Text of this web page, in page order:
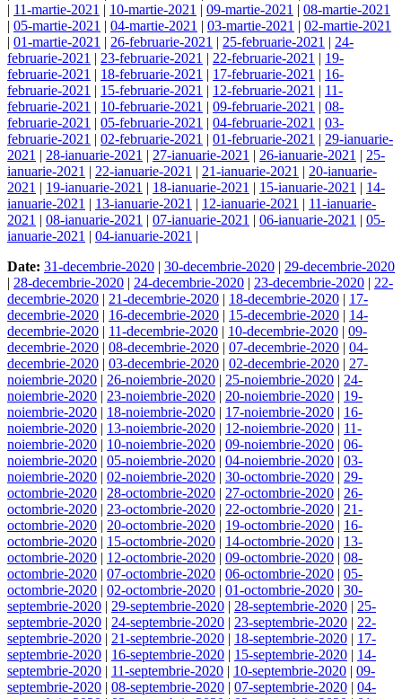
| 11-martie-2021 | 10-martie-2021 | 09-martie-2021 | 08-martie-2021
| 05-martie-2021 | 04-martie-2021 | 03-martie-2021 | 02-martie-2021
| 01-martie-2021 | 26-februarie-2021 | 25-februarie-2021 | 24-
februarie-2021 | 23-februarie-2021 | 22-februarie-2021 | 19-
februarie-2021 | 18-februarie-2021 | 17-februarie-2021 | 16-
februarie-2021 | 15-februarie-2021 | 12-februarie-2021 | 11-
februarie-2021 | 10-februarie-2021 | 09-februarie-2021 | 08-
februarie-2021 | 05-februarie-2021 | 04-februarie-2021 | 03-
februarie-2021 | 02-februarie-2021 | 01-februarie-2021 | 29-ianuarie-
2021 | 28-ianuarie-2021 | 27-ianuarie-2021 | 26-ianuarie-2021 | 25-
ianuarie-2021 | 22-ianuarie-2021 | 21-ianuarie-2021 | 20-ianuarie-
2021 | 19-ianuarie-2021 | 18-ianuarie-2021 | 15-ianuarie-2021 | 14-
ianuarie-2021 | 13-ianuarie-2021 | 12-ianuarie-2021 | 11-ianuarie-
2021 | 08-ianuarie-2021 | 07-ianuarie-2021 | 06-ianuarie-2021 | 05-
ianuarie-2021 | 04-ianuarie-2021 |
Date: 31-decembrie-2020 | 30-decembrie-2020 | 29-decembrie-2020
| 28-decembrie-2020 | 24-decembrie-2020 | 23-decembrie-2020 | 22-
decembrie-2020 | 21-decembrie-2020 | 18-decembrie-2020 | 17-
decembrie-2020 | 16-decembrie-2020 | 15-decembrie-2020 | 14-
decembrie-2020 | 11-decembrie-2020 | 10-decembrie-2020 | 09-
decembrie-2020 | 08-decembrie-2020 | 07-decembrie-2020 | 04-
decembrie-2020 | 03-decembrie-2020 | 02-decembrie-2020 | 27-
noiembrie-2020 | 26-noiembrie-2020 | 25-noiembrie-2020 | 24-
noiembrie-2020 | 23-noiembrie-2020 | 20-noiembrie-2020 | 19-
noiembrie-2020 | 18-noiembrie-2020 | 17-noiembrie-2020 | 16-
noiembrie-2020 | 13-noiembrie-2020 | 12-noiembrie-2020 | 11-
noiembrie-2020 | 10-noiembrie-2020 | 09-noiembrie-2020 | 06-
noiembrie-2020 | 05-noiembrie-2020 | 04-noiembrie-2020 | 03-
noiembrie-2020 | 02-noiembrie-2020 | 30-octombrie-2020 | 29-
octombrie-2020 | 28-octombrie-2020 | 27-octombrie-2020 | 26-
octombrie-2020 | 23-octombrie-2020 | 22-octombrie-2020 | 21-
octombrie-2020 | 20-octombrie-2020 | 19-octombrie-2020 | 16-
octombrie-2020 | 15-octombrie-2020 | 14-octombrie-2020 | 13-
octombrie-2020 | 12-octombrie-2020 | 09-octombrie-2020 | 08-
octombrie-2020 | 07-octombrie-2020 | 06-octombrie-2020 | 05-
octombrie-2020 | 02-octombrie-2020 | 01-octombrie-2020 | 30-
septembrie-2020 | 29-septembrie-2020 | 28-septembrie-2020 | 25-
septembrie-2020 | 24-septembrie-2020 | 23-septembrie-2020 | 22-
septembrie-2020 | 21-septembrie-2020 | 18-septembrie-2020 | 17-
septembrie-2020 | 16-septembrie-2020 | 15-septembrie-2020 | 14-
septembrie-2020 | 11-septembrie-2020 | 10-septembrie-2020 | 09-
septembrie-2020 | 08-septembrie-2020 | 07-septembrie-2020 | 04-